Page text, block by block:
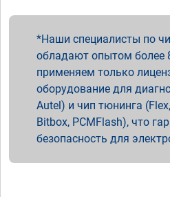
Наши специалисты по
обладают опытом более
применяем только
оборудование для
Autel) и чип тюнинга
Bitbox, PCMFlash), что
безопасность для